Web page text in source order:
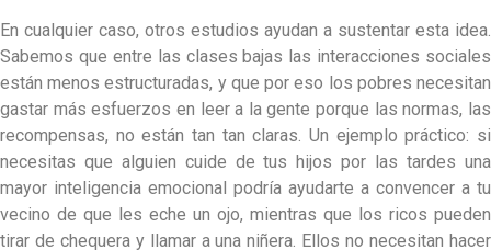
En cualquier caso, otros estudios ayudan a sustentar esta idea.
Sabemos que entre las clases bajas las interacciones sociales
están menos estructuradas, y que por eso los pobres necesitan
gastar más esfuerzos en leer a la gente porque las normas, las
recompensas, no están tan tan claras. Un ejemplo práctico: si
necesitas que alguien cuide de tus hijos por las tardes una
mayor inteligencia emocional podría ayudarte a convencer a tu
vecino de que les eche un ojo, mientras que los ricos pueden
tirar de chequera y llamar a una niñera. Ellos no necesitan hacer